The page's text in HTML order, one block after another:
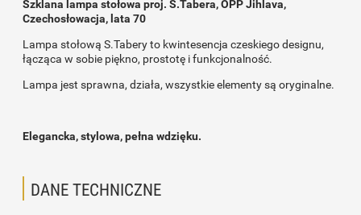
Szklana lampa stołowa proj. S.Tabera, OPP Jihlava,
Czechosłowacja, lata 70
Lampa stołową S.Tabery to kwintesencja czeskiego designu,
łącząca w sobie piękno, prostotę i funkcjonalność.
Lampa jest sprawna, działa, wszystkie elementy są oryginalne.
Elegancka, stylowa, pełna wdzięku.
DANE TECHNICZNE